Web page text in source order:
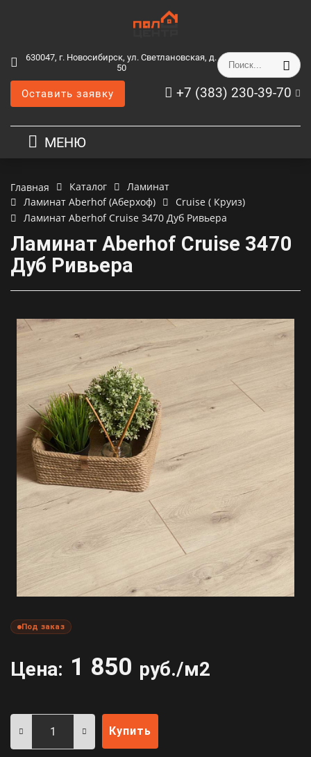
630047, г. Новосибирск, ул. Светлановская, д.
50
+7 (383) 230-39-70
Оставить заявку
МЕНЮ
Главная Каталог
Ламинат
Ламинат Aberhof (Аберхоф)
Cruise ( Круиз)
Ламинат Aberhof Cruise 3470 Дуб Ривьера
Ламинат Aberhof Cruise 3470
Дуб Ривьера
Под заказ
Цена: 1 850 руб./м2
Купить